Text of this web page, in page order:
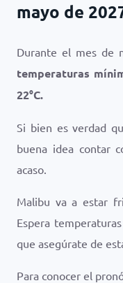
mayo de
Durante el mes de
temperaturas
22°C.
Si bien es verdad
buena idea contar
acaso.
Malibu va a estar
Espera
que asegúrate de
Para conocer el